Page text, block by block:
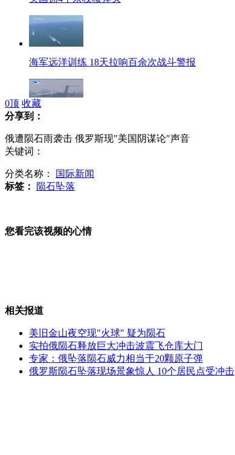
海军远洋训练 18天拉响百余次战斗警报
陨石撞地球不鲜见 通古斯大爆炸仍是谜
尹卓：中国核潜艇可世界部署 日本没法比
尹卓：美核潜艇频繁访菲 意在侦测南海地形
0顶 收藏
分享到：
俄遭陨石雨袭击 俄罗斯现"美国阴谋论"声音
关键词：
分类名称：
国际新闻
标签：
陨石坠落
您看完该视频的心情
相关报道
美旧金山夜空现"火球" 疑为陨石
实拍俄陨石释放巨大冲击波震飞仓库大门
专家：俄坠落陨石威力相当于20颗原子弹
俄罗斯陨石坠落现场景象惊人 10个居民点受冲击